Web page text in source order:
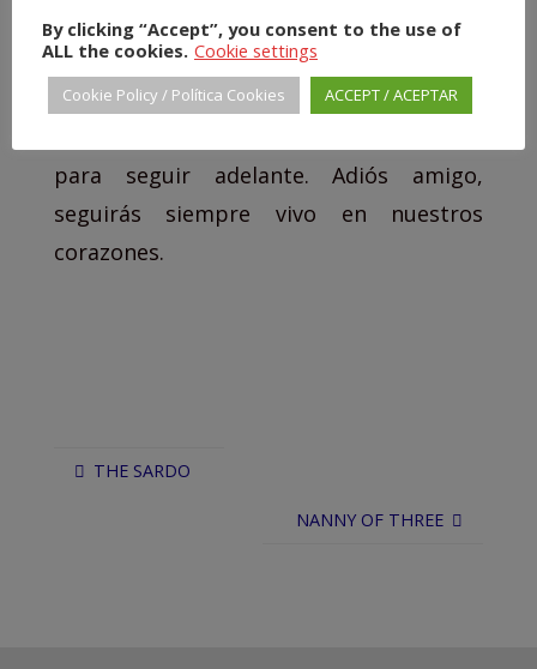
pendientes. Los últimos los pasó en la
UCI con un hilo de vida que finalmente se
rompió. Sin embargo, su luz se quedó
para seguir adelante. Adiós amigo,
seguirás siempre vivo en nuestros
corazones.
THE SARDO
NANNY OF THREE
By clicking “Accept”, you consent to the use of
ALL the cookies. Cookie settings
Cookie Policy / Política Cookies ACCEPT / ACEPTAR